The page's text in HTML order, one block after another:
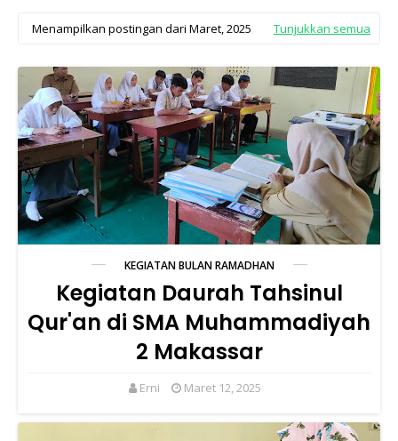
Menampilkan postingan dari Maret, 2025 Tunjukkan semua
KEGIATAN BULAN RAMADHAN
Kegiatan Daurah Tahsinul
Qur'an di SMA Muhammadiyah
2 Makassar
Erni Maret 12, 2025